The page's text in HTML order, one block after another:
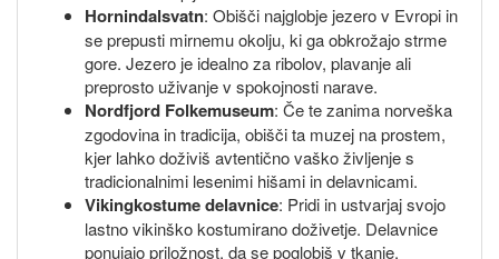
Hornindalsvatn: Obišči najglobje jezero v Evropi in
se prepusti mirnemu okolju, ki ga obkrožajo strme
gore. Jezero je idealno za ribolov, plavanje ali
preprosto uživanje v spokojnosti narave.
Nordfjord Folkemuseum: Če te zanima norveška
zgodovina in tradicija, obišči ta muzej na prostem,
kjer lahko doživiš avtentično vaško življenje s
tradicionalnimi lesenimi hišami in delavnicami.
Vikingkostume delavnice: Pridi in ustvarjaj svojo
lastno vikinško kostumirano doživetje. Delavnice
ponujajo priložnost, da se poglobiš v tkanje,